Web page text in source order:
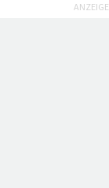
ANZEIGE